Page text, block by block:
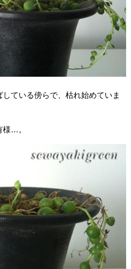
ている傍らで、枯れ始めていま
様…。